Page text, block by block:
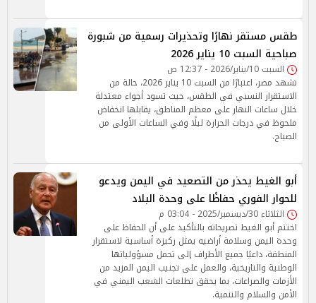
طقس مستقر نهارًا وتحذيرات رسمية من شبورة
صباحية السبت 10 يناير 2026
السبت 10/يناير/2026 - 12:37 ص
تشهد مصر، اعتبارًا من السبت 10 يناير 2026، حالة من
الاستقرار النسبي في الطقس، حيث تسود أجواء معتدلة
خلال ساعات النهار على معظم المناطق، يقابلها انخفاض
ملحوظ في درجات الحرارة ليلًا وفي الساعات الأولى من
الصباح.
أبو الغيط يحذر من التصعيد في اليمن ويدعو
للحوار الفوري حفاظًا على وحدة البلاد
الثلاثاء 30/ديسمبر/2025 - 03:04 م
اختتم أبو الغيط تصريحاته بالتأكيد على أن الحفاظ على
وحدة اليمن وسلامة أراضيه يمثل ركيزة أساسية لاستقرار
المنطقة، داعيًا جميع الأطراف إلى تحمل مسؤولياتها
الوطنية والتاريخية، والعمل على تجنيب اليمن المزيد من
الأزمات والصراعات، بما يحقق تطلعات الشعب اليمني في
الأمن والسلام والتنمية.